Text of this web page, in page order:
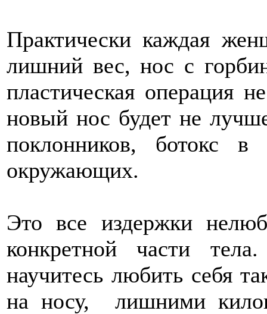
Практически каждая
лишний вес, нос с
пластическая операция
новый нос будет не
поклонников, ботокс
окружающих.
Это все издержки
конкретной части
научитесь любить себя
на носу, лишними